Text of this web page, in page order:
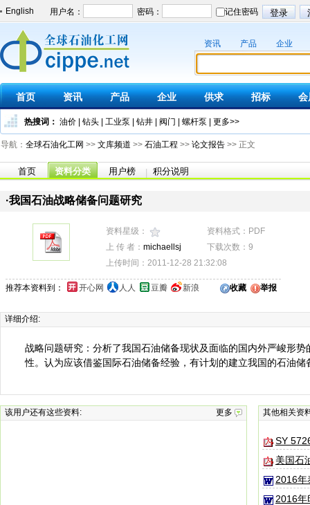
English
资讯 产品 企业
首页 资讯 产品 企业 供求 招标 会
热搜词： 油价 钻头 工业泵 钻井 阀门 螺杆泵 更多>>
导航： 全球石油化工网 >> 文库频道 >> 石油工程 >> 论文报告 >> 正文
首页 资料分类 用户榜 积分说明
·我国石油战略储备问题研究
资料星级：
资料格式：PDF
上 传 者： michaellsj
下载次数：9
上传时间：2011-12-28 21:32:08
推荐本资料到： 开心网 人人 豆瓣 新浪 收藏 举报
详细介绍:
战略问题研究：分析了我国石油储备现状及面临的国内外严峻形
性。认为应该借鉴国际石油储备经验，有计划的建立我国的石油储
该用户还有这些资料: 更多 其他相关资
SY
美国石
2016年
2016年